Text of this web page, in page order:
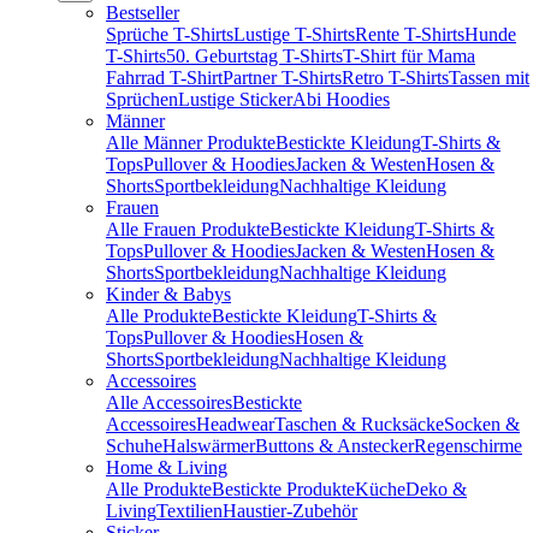
Bestseller
Sprüche T-ShirtsLustige T-ShirtsRente T-ShirtsHunde
T-Shirts50. Geburtstag T-ShirtsT-Shirt für Mama
Fahrrad T-ShirtPartner T-ShirtsRetro T-ShirtsTassen mit
SprüchenLustige StickerAbi Hoodies
Männer
Alle Männer ProdukteBestickte KleidungT-Shirts &
TopsPullover & HoodiesJacken & WestenHosen &
ShortsSportbekleidungNachhaltige Kleidung
Frauen
Alle Frauen ProdukteBestickte KleidungT-Shirts &
TopsPullover & HoodiesJacken & WestenHosen &
ShortsSportbekleidungNachhaltige Kleidung
Kinder & Babys
Alle ProdukteBestickte KleidungT-Shirts &
TopsPullover & HoodiesHosen &
ShortsSportbekleidungNachhaltige Kleidung
Accessoires
Alle AccessoiresBestickte
AccessoiresHeadwearTaschen & RucksäckeSocken &
SchuheHalswärmerButtons & AnsteckerRegenschirme
Home & Living
Alle ProdukteBestickte ProdukteKücheDeko &
LivingTextilienHaustier-Zubehör